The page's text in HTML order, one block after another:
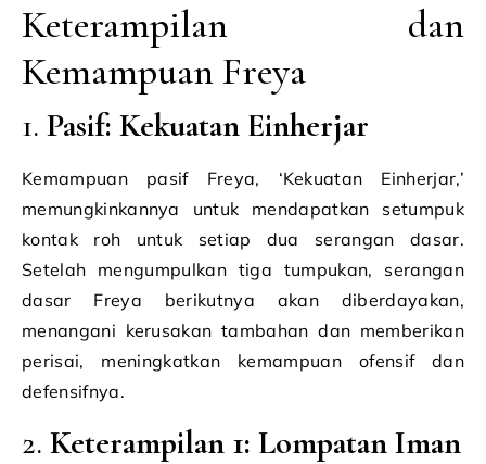
Keterampilan dan
Kemampuan Freya
1. Pasif: Kekuatan Einherjar
Kemampuan pasif Freya, ‘Kekuatan Einherjar,’
memungkinkannya untuk mendapatkan setumpuk
kontak roh untuk setiap dua serangan dasar.
Setelah mengumpulkan tiga tumpukan, serangan
dasar Freya berikutnya akan diberdayakan,
menangani kerusakan tambahan dan memberikan
perisai, meningkatkan kemampuan ofensif dan
defensifnya.
2. Keterampilan 1: Lompatan Iman